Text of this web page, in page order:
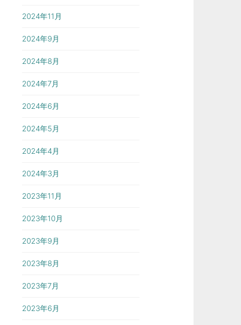
2024年11月
2024年9月
2024年8月
2024年7月
2024年6月
2024年5月
2024年4月
2024年3月
2023年11月
2023年10月
2023年9月
2023年8月
2023年7月
2023年6月